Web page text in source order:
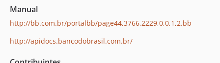
Manual
http://bb.com.br/portalbb/page44,3766,2229,0,0,1,2.bb
http://apidocs.bancodobrasil.com.br/